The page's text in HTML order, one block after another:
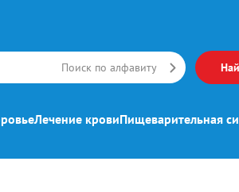
Поиск по алфавиту
Лечение кровиПищеварительная